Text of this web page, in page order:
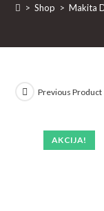
> Shop > Makita
AKCIJA!
Previous Product